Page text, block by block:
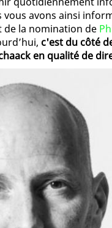
avons ainsi
de la nomination de
c'est du côté
en qualité de